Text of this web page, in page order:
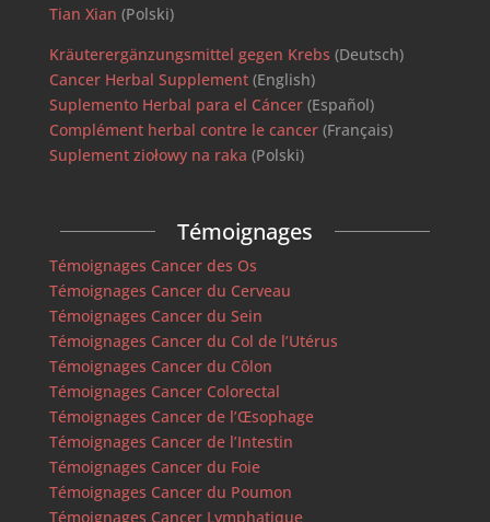
Tian Xian (Polski)
Kräuterergänzungsmittel gegen Krebs (Deutsch)
Cancer Herbal Supplement(English)
Suplemento Herbal para el Cáncer(Español)
Complément herbal contre le cancer(Français)
Suplement ziołowy na raka (Polski)
Témoignages
Témoignages Cancer des Os
Témoignages Cancer du Cerveau
Témoignages Cancer du Sein
Témoignages Cancer du Col de l’Utérus
Témoignages Cancer du Côlon
Témoignages Cancer Colorectal
Témoignages Cancer de l’Œsophage
Témoignages Cancer de l’Intestin
Témoignages Cancer du Foie
Témoignages Cancer du Poumon
Témoignages Cancer Lymphatique